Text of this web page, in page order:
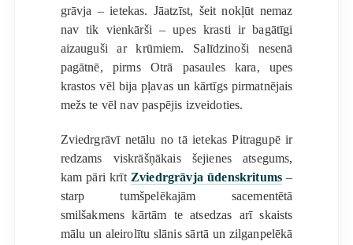
grāvja – ietekas. Jāatzīst, šeit nokļūt nemaz
nav tik vienkārši – upes krasti ir bagātīgi
aizauguši ar krūmiem. Salīdzinoši nesenā
pagātnē, pirms Otrā pasaules kara, upes
krastos vēl bija pļavas un kārtīgs pirmatnējais
mežs te vēl nav paspējis izveidoties.
Zviedrgrāvī netālu no tā ietekas Pitragupē ir
redzams viskrāšņākais šejienes atsegums,
kam pāri krīt Zviedrgrāvja ūdenskritums –
starp tumšpelēkajām sacementētā
smilšakmens kārtām te atsedzas arī skaists
mālu un aleirolītu slānis sārtā un zilganpelēkā